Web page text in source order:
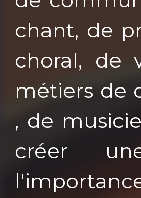
chant, de
choral, de
métiers de
, de
créer